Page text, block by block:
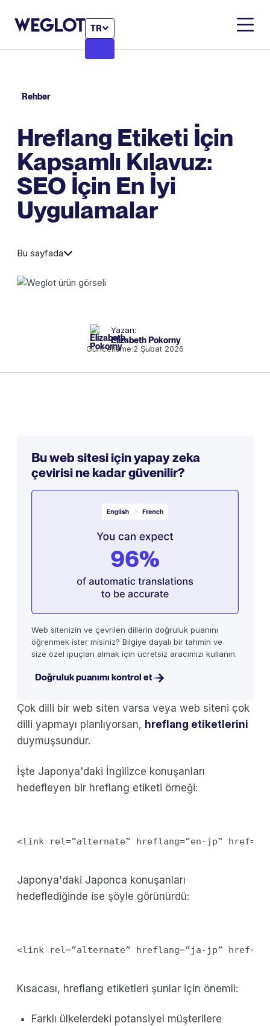
TR
Rehber
Hreflang Etiketi İçin
Kapsamlı Kılavuz:
SEO İçin En İyi
Uygulamalar
Bu sayfada
Yazan:
Elizabeth Pokorny
Güncelleme:2 Şubat 2026
Çok dilli bir web siten varsa veya web siteni çok
dilli yapmayı planlıyorsan, hreflang etiketlerini
duymuşsundur.
İşte Japonya'daki İngilizce konuşanları
hedefleyen bir hreflang etiketi örneği:
Japonya'daki Japonca konuşanları
hedeflediğinde ise şöyle görünürdü:
Kısacası, hreflang etiketleri şunlar için önemli:
Farklı ülkelerdeki potansiyel müşterilere
Bu web sitesi için yapay zeka
çevirisi ne kadar güvenilir?
Web sitenizin ve çevrilen dillerin doğruluk puanını
öğrenmek ister misiniz? Bilgiye dayalı bir tahmin ve
size özel ipuçları almak için ücretsiz aracımızı kullanın.
Doğruluk puanımı kontrol et